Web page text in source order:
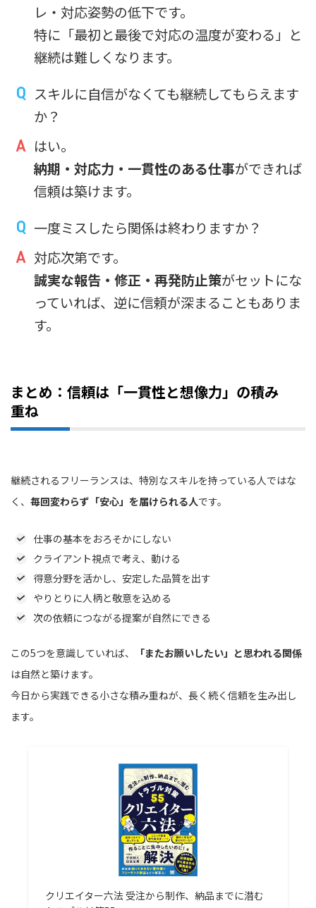
レ・対応姿勢の低下です。
特に「最初と最後で対応の温度が変わる」と
継続は難しくなります。
スキルに自信がなくても継続してもらえます
か？
はい。
納期・対応力・一貫性のある仕事ができれば
信頼は築けます。
一度ミスしたら関係は終わりますか？
対応次第です。
誠実な報告・修正・再発防止策がセットにな
っていれば、逆に信頼が深まることもありま
す。
まとめ：信頼は「一貫性と想像力」の積み
重ね
継続されるフリーランスは、特別なスキルを持っている人ではな
く、 毎回変わらず「安心」を届けられる人です。
仕事の基本をおろそかにしない
クライアント視点で考え、動ける
得意分野を活かし、安定した品質を出す
やりとりに人柄と敬意を込める
次の依頼につながる提案が自然にできる
この5つを意識していれば、
「またお願いしたい」と思われる関係
は自然と築けます。
今日から実践できる小さな積み重ねが、長く続く信頼を生み出し
ます。
クリエイター六法 受注から制作、納品までに潜む